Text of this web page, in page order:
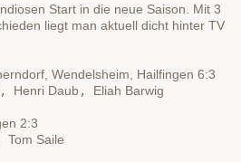
Start in die neue Saison. Mit 3
liegt man aktuell dicht hinter TV
Wendelsheim, Hailfingen 6:3
, Henri Daub,
2:3
Tom Saile